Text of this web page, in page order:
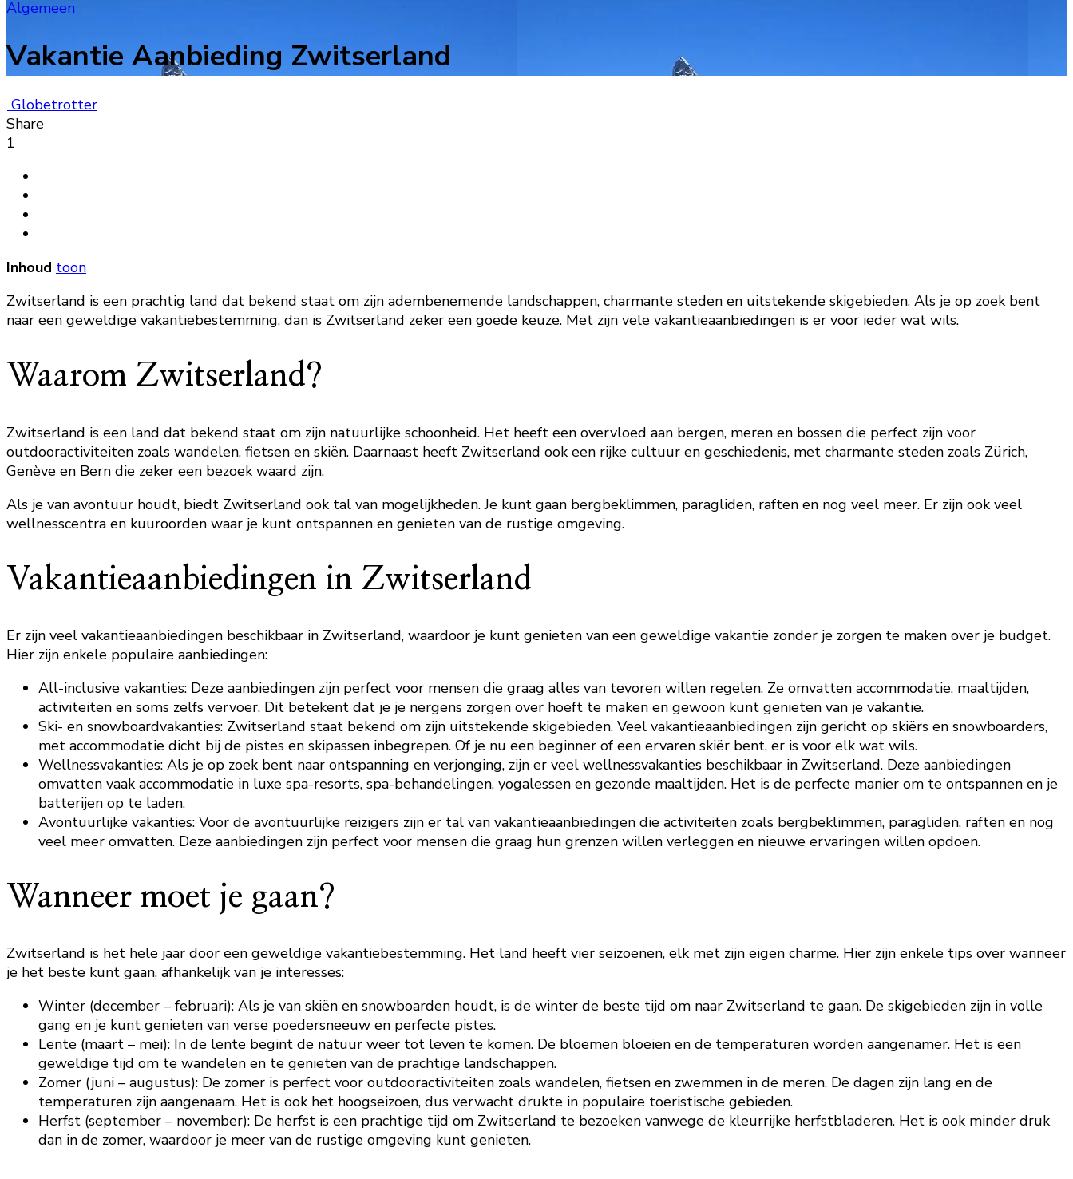
Algemeen
Vakantie Aanbieding Zwitserland
Globetrotter
Share
1
Inhoud toon
Zwitserland is een prachtig land dat bekend staat om zijn adembenemende landschappen, charmante steden en uitstekende skigebieden. Als je op zoek bent
naar een geweldige vakantiebestemming, dan is Zwitserland zeker een goede keuze. Met zijn vele vakantieaanbiedingen is er voor ieder wat wils.
Waarom Zwitserland?
Zwitserland is een land dat bekend staat om zijn natuurlijke schoonheid. Het heeft een overvloed aan bergen, meren en bossen die perfect zijn voor
outdooractiviteiten zoals wandelen, fietsen en skiën. Daarnaast heeft Zwitserland ook een rijke cultuur en geschiedenis, met charmante steden zoals Zürich,
Genève en Bern die zeker een bezoek waard zijn.
Als je van avontuur houdt, biedt Zwitserland ook tal van mogelijkheden. Je kunt gaan bergbeklimmen, paragliden, raften en nog veel meer. Er zijn ook veel
wellnesscentra en kuuroorden waar je kunt ontspannen en genieten van de rustige omgeving.
Vakantieaanbiedingen in Zwitserland
Er zijn veel vakantieaanbiedingen beschikbaar in Zwitserland, waardoor je kunt genieten van een geweldige vakantie zonder je zorgen te maken over je budget.
Hier zijn enkele populaire aanbiedingen:
All-inclusive vakanties: Deze aanbiedingen zijn perfect voor mensen die graag alles van tevoren willen regelen. Ze omvatten accommodatie, maaltijden,
activiteiten en soms zelfs vervoer. Dit betekent dat je je nergens zorgen over hoeft te maken en gewoon kunt genieten van je vakantie.
Ski- en snowboardvakanties: Zwitserland staat bekend om zijn uitstekende skigebieden. Veel vakantieaanbiedingen zijn gericht op skiërs en snowboarders,
met accommodatie dicht bij de pistes en skipassen inbegrepen. Of je nu een beginner of een ervaren skiër bent, er is voor elk wat wils.
Wellnessvakanties: Als je op zoek bent naar ontspanning en verjonging, zijn er veel wellnessvakanties beschikbaar in Zwitserland. Deze aanbiedingen
omvatten vaak accommodatie in luxe spa-resorts, spa-behandelingen, yogalessen en gezonde maaltijden. Het is de perfecte manier om te ontspannen en je
batterijen op te laden.
Avontuurlijke vakanties: Voor de avontuurlijke reizigers zijn er tal van vakantieaanbiedingen die activiteiten zoals bergbeklimmen, paragliden, raften en nog
veel meer omvatten. Deze aanbiedingen zijn perfect voor mensen die graag hun grenzen willen verleggen en nieuwe ervaringen willen opdoen.
Wanneer moet je gaan?
Zwitserland is het hele jaar door een geweldige vakantiebestemming. Het land heeft vier seizoenen, elk met zijn eigen charme. Hier zijn enkele tips over wanneer
je het beste kunt gaan, afhankelijk van je interesses:
Winter (december – februari): Als je van skiën en snowboarden houdt, is de winter de beste tijd om naar Zwitserland te gaan. De skigebieden zijn in volle
gang en je kunt genieten van verse poedersneeuw en perfecte pistes.
Lente (maart – mei): In de lente begint de natuur weer tot leven te komen. De bloemen bloeien en de temperaturen worden aangenamer. Het is een
geweldige tijd om te wandelen en te genieten van de prachtige landschappen.
Zomer (juni – augustus): De zomer is perfect voor outdooractiviteiten zoals wandelen, fietsen en zwemmen in de meren. De dagen zijn lang en de
temperaturen zijn aangenaam. Het is ook het hoogseizoen, dus verwacht drukte in populaire toeristische gebieden.
Herfst (september – november): De herfst is een prachtige tijd om Zwitserland te bezoeken vanwege de kleurrijke herfstbladeren. Het is ook minder druk
dan in de zomer, waardoor je meer van de rustige omgeving kunt genieten.